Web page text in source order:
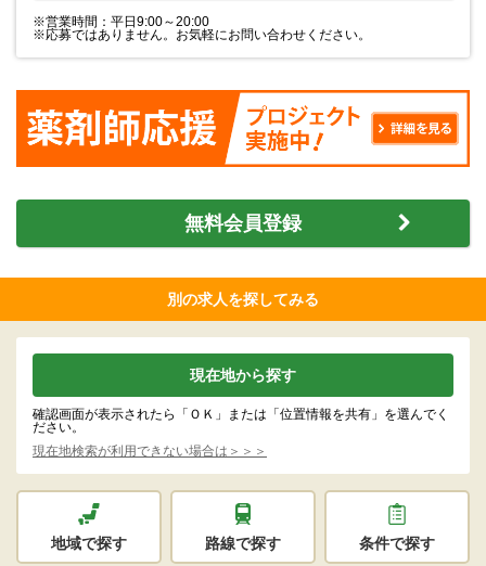
※営業時間：平日9:00～20:00
※応募ではありません。お気軽にお問い合わせください。
無料会員登録
別の求人を探してみる
現在地から探す
確認画面が表示されたら「ＯＫ」または「位置情報を共有」を選んでく
ださい。
現在地検索が利用できない場合は＞＞＞
地域で探す 路線で探す 条件で探す